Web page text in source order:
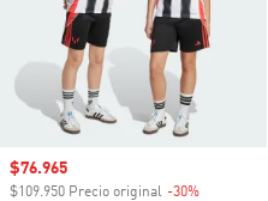
Precio de venta
$76.965
$109.950 Precio original -30%